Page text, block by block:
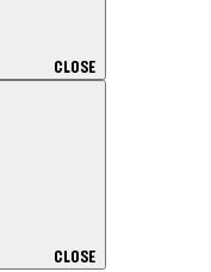
CLOSE
CLOSE